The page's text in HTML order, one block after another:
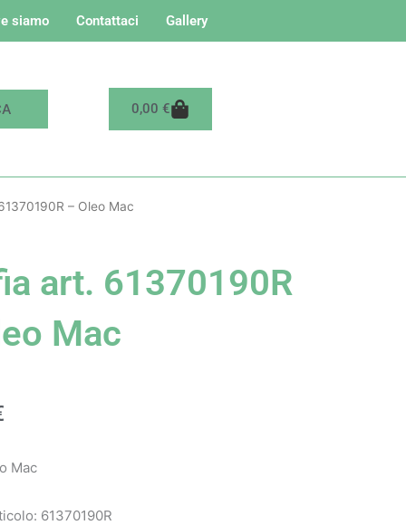
siamo Contattaci Gallery
0,00 €Carrello
– Oleo Mac
art. 61370190R
Mac
Mac
61370190R